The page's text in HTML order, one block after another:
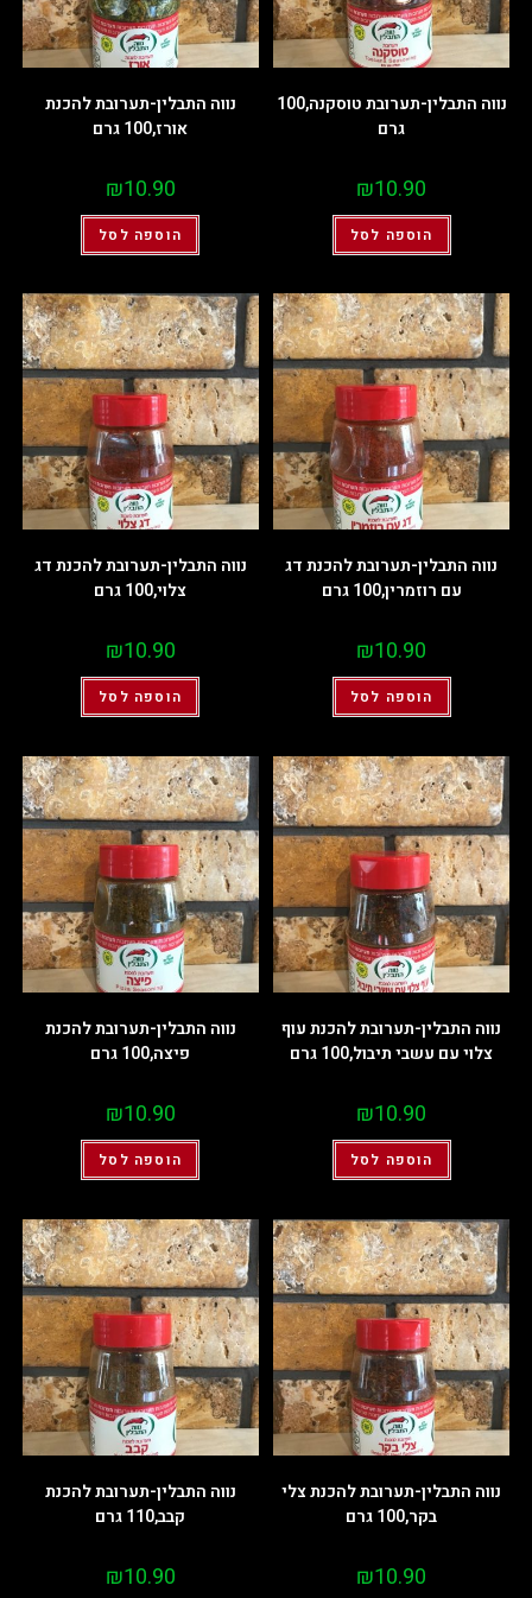
נווה התבלין-תערובת טוסקנה,100
גרם
₪10.90
הוספה לסל
נווה התבלין-תערובת להכנת
אורז,100 גרם
₪10.90
הוספה לסל
נווה התבלין-תערובת להכנת דג
עם רוזמרין,100 גרם
₪10.90
הוספה לסל
נווה התבלין-תערובת להכנת דג
צלוי,100 גרם
₪10.90
הוספה לסל
נווה התבלין-תערובת להכנת עוף
צלוי עם עשבי תיבול,100 גרם
₪10.90
הוספה לסל
נווה התבלין-תערובת להכנת
פיצה,100 גרם
₪10.90
הוספה לסל
נווה התבלין-תערובת להכנת צלי
בקר,100 גרם
₪10.90
נווה התבלין-תערובת להכנת
קבב,110 גרם
₪10.90